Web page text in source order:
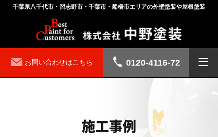
千葉県八千代市・習志野市・千葉市・船橋市エリアの外壁塗装や屋根塗装
お問い合わせはこちら 0120-4116-72
施工事例